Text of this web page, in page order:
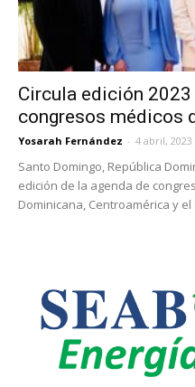
Circula edición 2023
congresos médicos
Yosarah Fernández - 4 abril, 2023
Santo Domingo, República
edición de la agenda de
Dominicana, Centroamérica y